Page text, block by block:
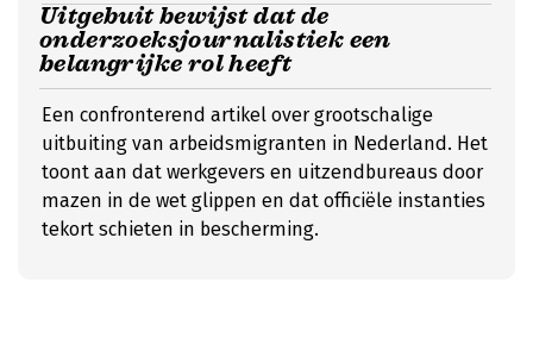
Uitgebuit bewijst dat de
onderzoeksjournalistiek een
belangrijke rol heeft
Een confronterend artikel over grootschalige
uitbuiting van arbeidsmigranten in Nederland. Het
toont aan dat werkgevers en uitzendbureaus door
mazen in de wet glippen en dat officiële instanties
tekort schieten in bescherming.